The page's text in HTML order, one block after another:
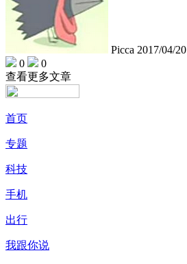
Picca 2017/04/20
0
0
查看更多文章
首页
专题
科技
手机
出行
我跟你说